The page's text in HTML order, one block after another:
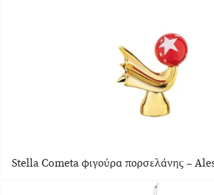
Stella Cometa φιγούρα πορσελάνης –